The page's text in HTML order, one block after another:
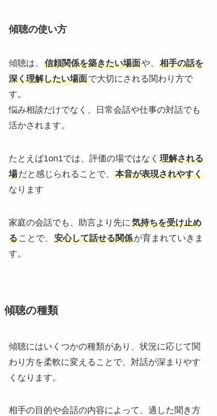
傾聴の使い方
傾聴は、 信頼関係を築きたい場面や、 相手の話を
深く理解したい場面で大切にされる関わり方で
す。
悩み相談だけでなく、日常会話や仕事の対話でも
活かされます。
たとえば1on1では、評価の場ではなく 理解される
場だと感じられることで、 本音が表現されやすく
なります
家庭の会話でも、助言より先に気持ちを受け止め
ることで、 安心して話せる関係が育まれていきま
す。
傾聴の種類
傾聴にはいくつかの種類があり、状況に応じて関
わり方を柔軟に変えることで、対話が深まりやす
くなります。
相手の目的や会話の内容によって、適した聞き方